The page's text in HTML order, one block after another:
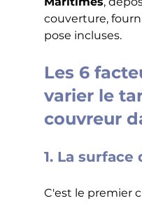
couverture,
pose incluses.
Les 6
varier le
couvreur
1. La
C'est le premier